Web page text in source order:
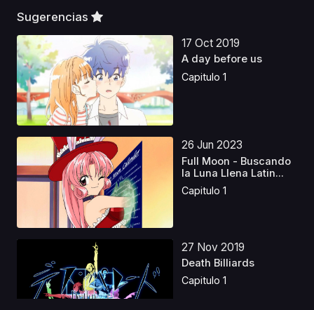
Sugerencias
17 Oct 2019
A day before us
Capitulo 1
26 Jun 2023
Full Moon - Buscando
la Luna Llena Latin...
Capitulo 1
27 Nov 2019
Death Billiards
Capitulo 1